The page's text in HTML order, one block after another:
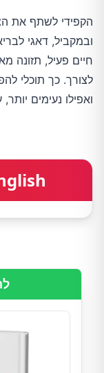
הקפידי לשתף את
ובמקביל, דאגי
חיים פעיל, תזונה
לצורך. כך תוכלי
ואפילו נעימים